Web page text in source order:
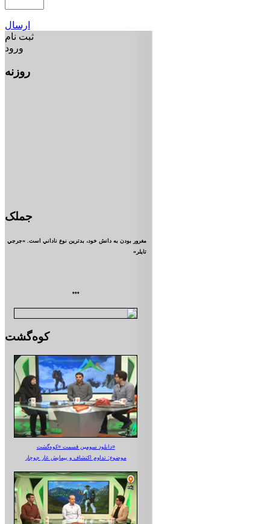
ارسال
ثبت نام
ورود
روزنه
جملک
مغرور بودن به دانش خود، بدترين نوع ناداني است. «جرجي
تايلر»
***
کوه‌گشت
دانلود سومین قسمت «کوه‌گشت»
موضوع: تداوم اکتشاف و پیمایش غار جوجار